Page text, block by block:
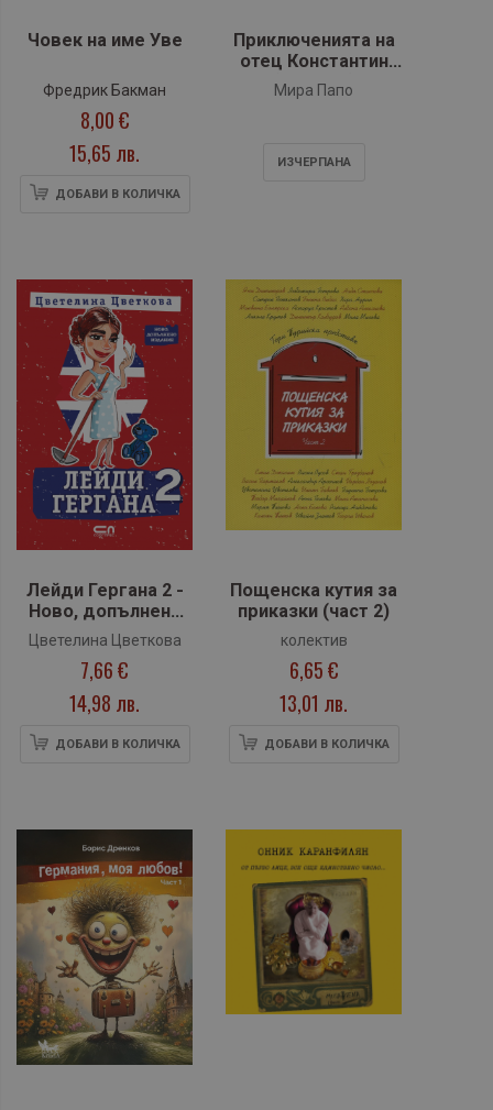
Човек на име Уве
Фредрик Бакман
8,00 €
15,65 лв.
ДОБАВИ В КОЛИЧКА
Приключенията на
отец Константин
(разкази)
Мира Папо
ИЗЧЕРПАНA
Лейди Гергана 2 -
Ново, допълнено
издание
(Софтпрес)
Цветелина Цветкова
7,66 €
14,98 лв.
ДОБАВИ В КОЛИЧКА
Пощенска кутия за
приказки (част 2)
колектив
6,65 €
13,01 лв.
ДОБАВИ В КОЛИЧКА